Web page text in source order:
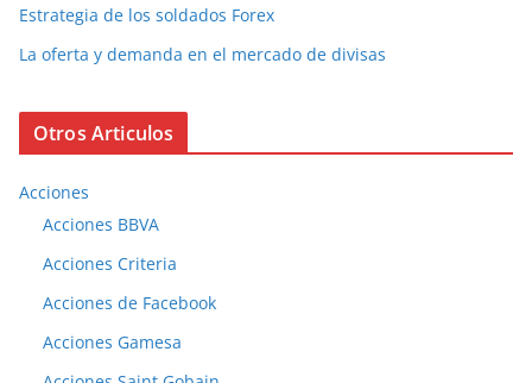
Estrategia de los soldados Forex
La oferta y demanda en el mercado de divisas
Otros Articulos
Acciones
Acciones BBVA
Acciones Criteria
Acciones de Facebook
Acciones Gamesa